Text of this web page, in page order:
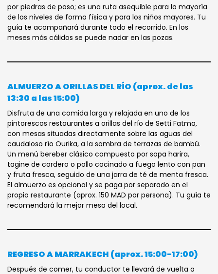
por piedras de paso; es una ruta asequible para la mayoría
de los niveles de forma física y para los niños mayores. Tu
guía te acompañará durante todo el recorrido. En los
meses más cálidos se puede nadar en las pozas.
ALMUERZO A ORILLAS DEL RÍO (aprox. de las
13:30 a las 15:00)
Disfruta de una comida larga y relajada en uno de los
pintorescos restaurantes a orillas del río de Setti Fatma,
con mesas situadas directamente sobre las aguas del
caudaloso río Ourika, a la sombra de terrazas de bambú.
Un menú bereber clásico compuesto por sopa harira,
tagine de cordero o pollo cocinado a fuego lento con pan
y fruta fresca, seguido de una jarra de té de menta fresca.
El almuerzo es opcional y se paga por separado en el
propio restaurante (aprox. 150 MAD por persona). Tu guía te
recomendará la mejor mesa del local.
REGRESO A MARRAKECH (aprox. 15:00-17:00)
Después de comer, tu conductor te llevará de vuelta a